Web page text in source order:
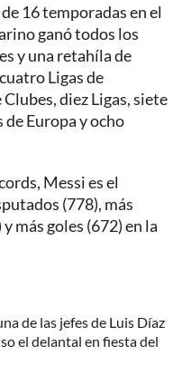
16 temporadas en el
ganó todos los
y una retahíla de
Ligas de
diez Ligas, siete
de Europa y ocho
Messi es el
(778), más
más goles (672) en la
de las jefes de Luis Díaz
el delantal en fiesta del